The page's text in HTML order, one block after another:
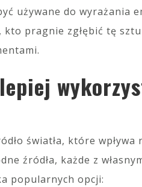
używane do wyrażania
pragnie zgłębić tę
światła, które wpływa
źródła, każde z
popularnych opcji: